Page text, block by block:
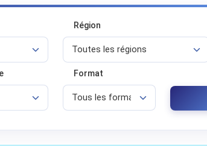
Région
Format